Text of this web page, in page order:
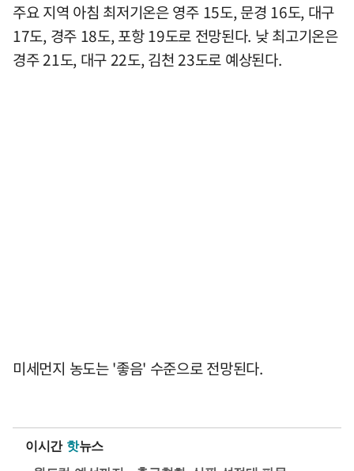
주요 지역 아침 최저기온은 영주 15도, 문경 16도, 대구
17도, 경주 18도, 포항 19도로 전망된다. 낮 최고기온은
경주 21도, 대구 22도, 김천 23도로 예상된다.
미세먼지 농도는 '좋음' 수준으로 전망된다.
이시간 핫뉴스